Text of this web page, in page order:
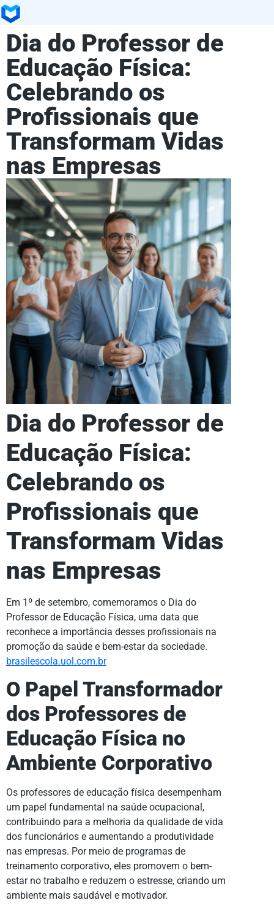
Dia do Professor de
Educação Física:
Celebrando os
Profissionais que
Transformam Vidas
nas Empresas
Dia do Professor de
Educação Física:
Celebrando os
Profissionais que
Transformam Vidas
nas Empresas
Em 1º de setembro, comemoramos o Dia do
Professor de Educação Física, uma data que
reconhece a importância desses profissionais na
promoção da saúde e bem-estar da sociedade.
brasilescola.uol.com.br
O Papel Transformador
dos Professores de
Educação Física no
Ambiente Corporativo
Os professores de educação física desempenham
um papel fundamental na saúde ocupacional,
contribuindo para a melhoria da qualidade de vida
dos funcionários e aumentando a produtividade
nas empresas. Por meio de programas de
treinamento corporativo, eles promovem o bem-
estar no trabalho e reduzem o estresse, criando um
ambiente mais saudável e motivador.